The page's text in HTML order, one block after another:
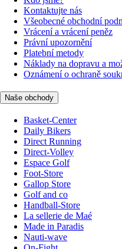
Kontaktujte nás
Všeobecné obchodní
Vrácení a vrácení peněz
Právní upozornění
Platební metody
Náklady na dopravu a
Oznámení o ochraně
Naše obchody
Basket-Center
Daily Bikers
Direct Running
Direct-Volley
Espace Golf
Foot-Store
Gallop Store
Golf and co
Handball-Store
La sellerie de Maé
Made in Paradis
Nauti-wave